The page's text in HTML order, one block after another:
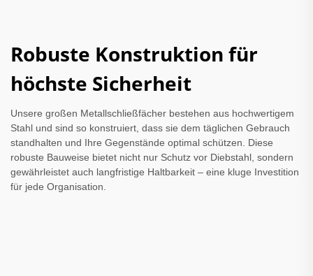
Robuste Konstruktion für
höchste Sicherheit
Unsere großen Metallschließfächer bestehen aus hochwertigem
Stahl und sind so konstruiert, dass sie dem täglichen Gebrauch
standhalten und Ihre Gegenstände optimal schützen. Diese
robuste Bauweise bietet nicht nur Schutz vor Diebstahl, sondern
gewährleistet auch langfristige Haltbarkeit – eine kluge Investition
für jede Organisation.